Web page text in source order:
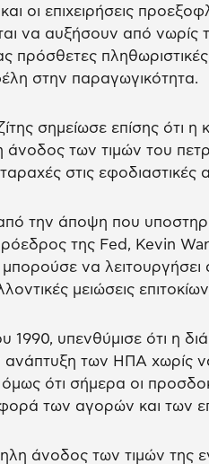
οι επιχειρήσεις
να αυξήσουν από νωρίς
πρόσθετες πληθωριστικές
στην παραγωγικότητα.
σημείωσε επίσης ότι η
των τιμών του
στις εφοδιαστικές
την άποψη που
της Fed, Kevin
να λειτουργήσει
μειώσεις
1990, υπενθύμισε ότι η
ανάπτυξη των ΗΠΑ χωρίς
ότι σήμερα οι
των αγορών και των
άνοδος των τιμών της